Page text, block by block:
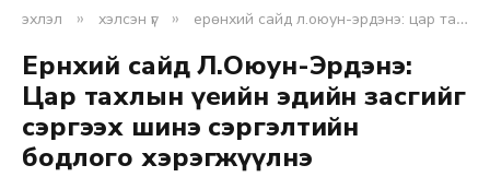
эхлэл » хэлсэн үг » ерөнхий сайд л.оюун-эрдэнэ: цар тахлын үеийн эдийн засгийг сэргээх шинэ сэргэлтийн бодлого хэрэгжүүлнэ
Ерөнхий сайд Л.Оюун-Эрдэнэ:
Цар тахлын үеийн эдийн засгийг
сэргээх шинэ сэргэлтийн
бодлого хэрэгжүүлнэ